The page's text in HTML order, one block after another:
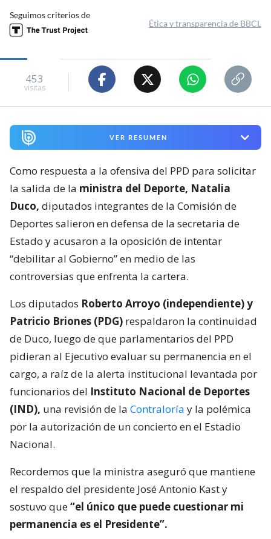
Seguimos criterios de
Ética y transparencia de BBCL
453
visitas
VER RESUMEN
Como respuesta a la ofensiva del PPD para solicitar
la salida de la ministra del Deporte, Natalia
Duco, diputados integrantes de la Comisión de
Deportes salieron en defensa de la secretaria de
Estado y acusaron a la oposición de intentar
“debilitar al Gobierno” en medio de las
controversias que enfrenta la cartera.
Los diputados Roberto Arroyo (independiente) y
Patricio Briones (PDG) respaldaron la continuidad
de Duco, luego de que parlamentarios del PPD
pidieran al Ejecutivo evaluar su permanencia en el
cargo, a raíz de la alerta institucional levantada por
funcionarios del Instituto Nacional de Deportes
(IND), una revisión de la Contraloría y la polémica
por la autorización de un concierto en el Estadio
Nacional.
Recordemos que la ministra aseguró que mantiene
el respaldo del presidente José Antonio Kast y
sostuvo que“el único que puede cuestionar mi
permanencia es el Presidente”.